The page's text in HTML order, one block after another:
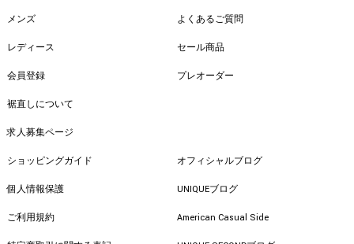
メンズ
レディース
会員登録
裾直しについて
求人募集ページ
よくあるご質問
セール商品
プレオーダー
ショッピングガイド
個人情報保護
ご利用規約
オフィシャルブログ
UNIQUEブログ
American Casual Side